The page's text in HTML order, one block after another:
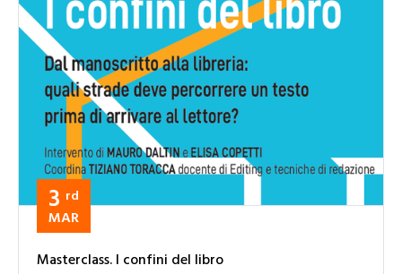
3 rd
MAR
Masterclass. I confini del libro